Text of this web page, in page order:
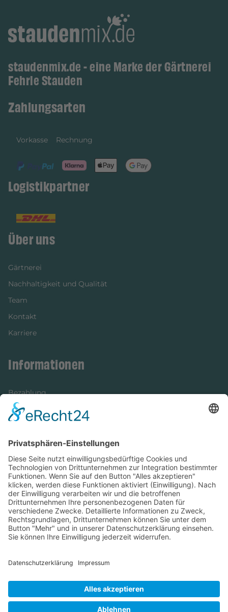
staudenmix.de - eine Marke der Gärtnerei
Fehrle Stauden
Zahlungsarten
Vorkasse Rechnung
Logistikpartner
Über uns
Gärtnerei
Nachhaltigkeit und Qualität
Team
Kontakt
Karriere
Informationen
Bezahlung
Newsletter
Versandinformationen
Verfügbarkeit/Verträglichkeit
Rechtliches
Widerrufsrecht und Widerrufsformular
Impressum
Datenschutzerklärung
Cookie-Einstellungen
AGB
Streitbeilegungsstelle